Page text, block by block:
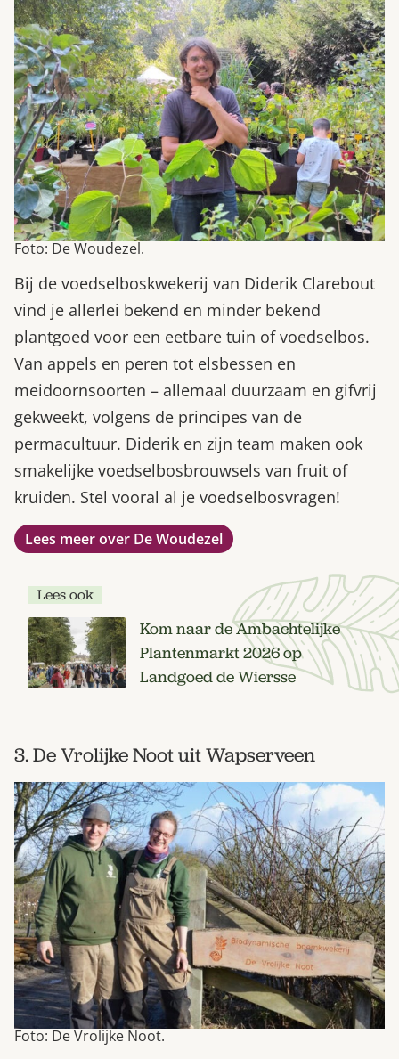
Foto: De Woudezel.
Bij de voedselboskwekerij van Diderik Clarebout
vind je allerlei bekend en minder bekend
plantgoed voor een eetbare tuin of voedselbos.
Van appels en peren tot elsbessen en
meidoornsoorten – allemaal duurzaam en gifvrij
gekweekt, volgens de principes van de
permacultuur. Diderik en zijn team maken ook
smakelijke voedselbosbrouwsels van fruit of
kruiden. Stel vooral al je voedselbosvragen!
Lees meer over De Woudezel
Lees ook
Kom naar de Ambachtelijke
Plantenmarkt 2026 op
Landgoed de Wiersse
3. De Vrolijke Noot uit Wapserveen
Foto: De Vrolijke Noot.